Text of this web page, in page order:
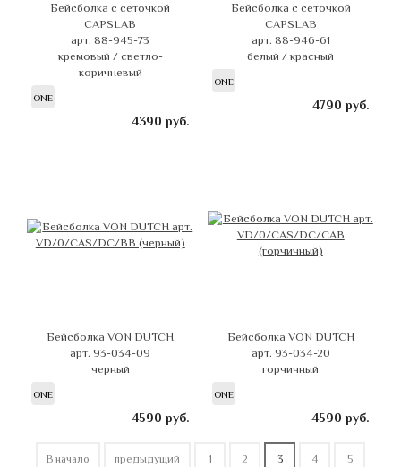
Бейсболка с сеточкой
CAPSLAB
арт. 88-945-73
кремовый / светло-
коричневый
ONE
4390 руб.
Бейсболка с сеточкой
CAPSLAB
арт. 88-946-61
белый / красный
ONE
4790 руб.
Бейсболка VON DUTCH
арт. 93-034-09
черный
ONE
4590 руб.
Бейсболка VON DUTCH
арт. 93-034-20
горчичный
ONE
4590 руб.
В начало предыдущий 1 2 3 4 5